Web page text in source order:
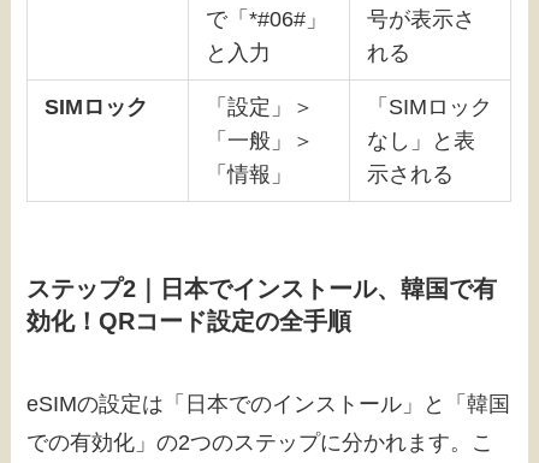
で「*#06#」
と入力
号が表示さ
れる
SIMロック
「設定」＞
「一般」＞
「情報」
「SIMロック
なし」と表
示される
ステップ2｜日本でインストール、韓国で有
効化！QRコード設定の全手順
eSIMの設定は「日本でのインストール」と「韓国
での有効化」の2つのステップに分かれます。こ